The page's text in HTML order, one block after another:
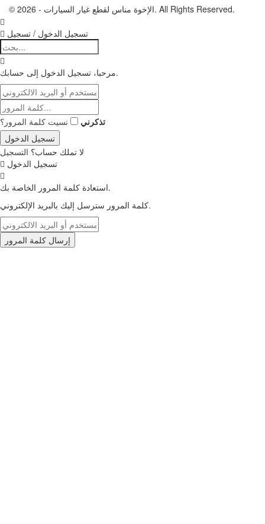
© 2026 - الإخوة مناس لقطع غيار السيارات. All Rights Reserved.
تسجيل الدخول / تسجيل
مرحبا، تسجيل الدخول إلى حسابك.
نسيت كلمة المرور؟ تذكرني
لا تملك حساب؟ التسجيل
تسجيل الدخول
استعادة كلمة المرور الخاصة بك.
كلمة المرور سترسل إليك بالبريد الإلكتروني.